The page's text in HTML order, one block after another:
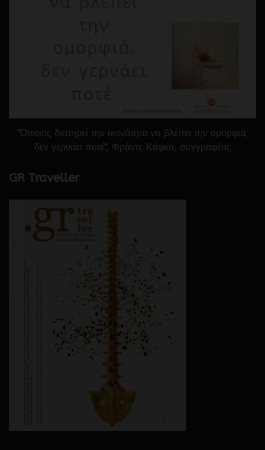
"Όποιος διατηρεί την ικανότητα να βλέπει την ομορφιά,
δεν γερνάει ποτέ", Φράντς Κάφκα, συγγραφέας
GR Traveller